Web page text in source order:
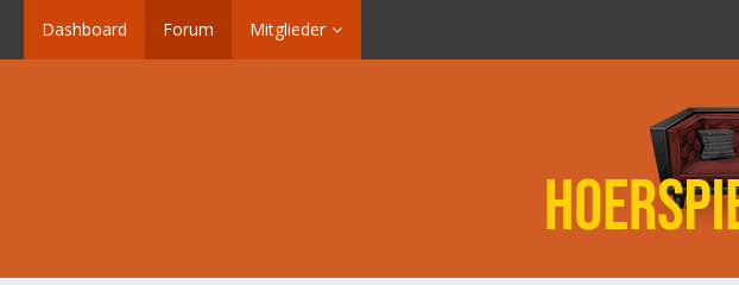
Dashboard Forum Mitglieder